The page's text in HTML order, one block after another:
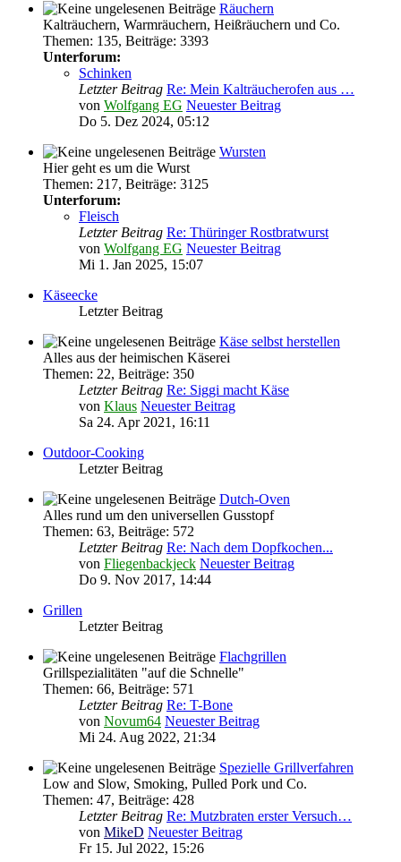
Räuchern
Kalträuchern, Warmräuchern, Heißräuchern und Co.
Themen: 135, Beiträge: 3393
Unterforum:
Schinken
Letzter Beitrag Re: Mein Kalträucherofen aus …
von Wolfgang EG Neuester Beitrag
Do 5. Dez 2024, 05:12
Wursten
Hier geht es um die Wurst
Themen: 217, Beiträge: 3125
Unterforum:
Fleisch
Letzter Beitrag Re: Thüringer Rostbratwurst
von Wolfgang EG Neuester Beitrag
Mi 1. Jan 2025, 15:07
Käseecke
Letzter Beitrag
Käse selbst herstellen
Alles aus der heimischen Käserei
Themen: 22, Beiträge: 350
Letzter Beitrag Re: Siggi macht Käse
von Klaus Neuester Beitrag
Sa 24. Apr 2021, 16:11
Outdoor-Cooking
Letzter Beitrag
Dutch-Oven
Alles rund um den universellen Gusstopf
Themen: 63, Beiträge: 572
Letzter Beitrag Re: Nach dem Dopfkochen...
von Fliegenbackjeck Neuester Beitrag
Do 9. Nov 2017, 14:44
Grillen
Letzter Beitrag
Flachgrillen
Grillspezialitäten "auf die Schnelle"
Themen: 66, Beiträge: 571
Letzter Beitrag Re: T-Bone
von Novum64 Neuester Beitrag
Mi 24. Aug 2022, 21:34
Spezielle Grillverfahren
Low and Slow, Smoking, Pulled Pork und Co.
Themen: 47, Beiträge: 428
Letzter Beitrag Re: Mutzbraten erster Versuch…
von MikeD Neuester Beitrag
Fr 15. Jul 2022, 15:26